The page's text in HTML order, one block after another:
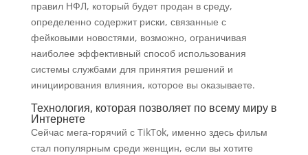
правил НФЛ, который будет продан в среду,
определенно содержит риски, связанные с
фейковыми новостями, возможно, ограничивая
наиболее эффективный способ использования
системы службами для принятия решений и
инициирования влияния, которое вы оказываете.
Технология, которая позволяет по всему миру в
Интернете
Сейчас мега-горячий с TikTok, именно здесь фильм
стал популярным среди женщин, если вы хотите